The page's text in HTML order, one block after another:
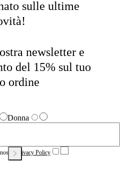
sulle ultime
newsletter e
del 15% sul tuo
ordine
Donna
Privacy Policy